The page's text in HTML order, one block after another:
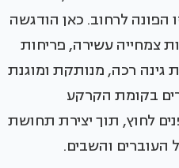
הפונה לרחוב. כאן הודגשה
צמחייה עשירה, פריחות
גינה רכה, מנותקת ומוגנת
בקומת הקרקע
לחוץ, תוך יצירת תחושת
העוברים והשבים.